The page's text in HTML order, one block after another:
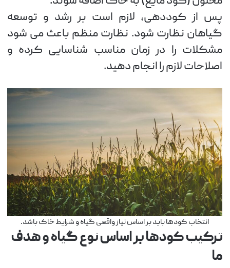
پس از کوددهی، لازم است بر رشد و توسعه
گیاهان نظارت شود. نظارت منظم باعث می شود
مشکلات را در زمان مناسب شناسایی کرده و
اصلاحات لازم را انجام دهید.
انتخاب کودها باید بر اساس نیاز واقعی گیاه و شرایط خاک باشد.
ترکیب کودها بر اساس نوع گیاه و هدف
ما